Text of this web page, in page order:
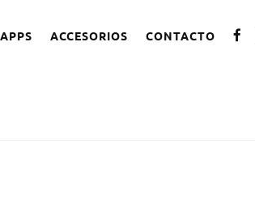
APPS ACCESORIOS CONTACTO